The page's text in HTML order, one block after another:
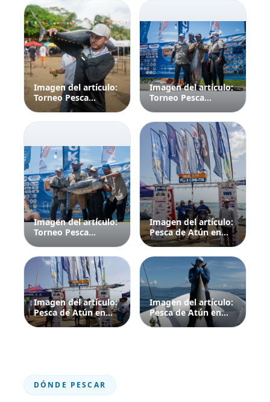
Imagen del artículo:
Torneo Pesca
Cambutal Copa
Imagen del artículo:
Torneo Pesca
Imagen del artículo:
Torneo Pesca
Imagen del artículo:
Pesca de Atún en
Panamá:
Imagen del artículo:
Pesca de Atún en
Panamá:
Imagen del artículo:
Pesca de Atún en
Panamá:
DÓNDE PESCAR